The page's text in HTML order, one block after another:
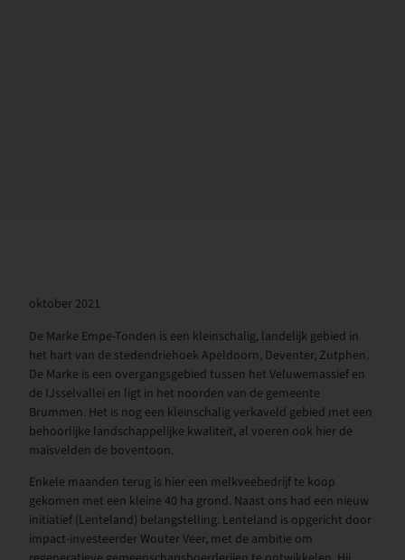
oktober 2021
De Marke Empe-Tonden is een kleinschalig, landelijk gebied in
het hart van de steden­driehoek Apeldoorn, Deventer, Zutphen.
De Marke is een overgangsgebied tussen het Veluwemassief en
de IJsselvallei en ligt in het noorden van de gemeente
Brummen. Het is nog een kleinschalig verkaveld gebied met een
behoorlijke landschappelijke kwaliteit, al voeren ook hier de
maisvelden de boventoon.
Enkele maanden terug is hier een melkveebedrijf te koop
gekomen met een kleine 40 ha grond. Naast ons had een nieuw
initiatief (Lenteland) belangstelling. Lenteland is opgericht door
impact-investeerder Wouter Veer, met de ambitie om